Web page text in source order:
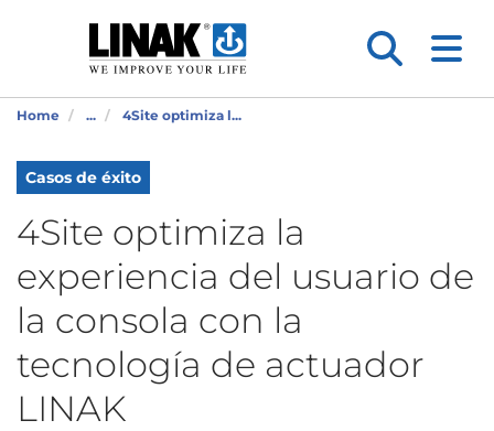
Home ... 4Site optimiza l...
Casos de éxito
4Site optimiza la
experiencia del usuario de
la consola con la
tecnología de actuador
LINAK